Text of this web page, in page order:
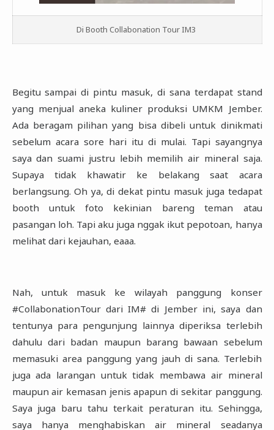
Di Booth Collabonation Tour IM3
Begitu sampai di pintu masuk, di sana terdapat stand
yang menjual aneka kuliner produksi UMKM ‎Jember.
Ada beragam pilihan yang bisa dibeli untuk dinikmati
sebelum acara sore hari itu di mulai. Tapi ‎sayangnya
saya dan suami justru lebih memilih air mineral saja.
Supaya tidak khawatir ke belakang saat ‎acara
berlangsung. Oh ya, di dekat pintu masuk juga tedapat
booth untuk foto kekinian bareng teman ‎atau
pasangan loh. Tapi aku juga nggak ikut pepotoan, hanya
melihat dari kejauhan, eaaa.‎
Nah, untuk masuk ke wilayah panggung konser
#CollabonationTour dari IM# di Jember ini, saya dan
‎tentunya para pengunjung lainnya diperiksa terlebih
dahulu dari badan maupun barang bawaan ‎sebelum
memasuki area panggung yang jauh di sana. Terlebih
juga ada larangan untuk tidak ‎membawa air mineral
maupun air kemasan jenis apapun di sekitar panggung.
Saya juga baru tahu ‎terkait peraturan itu. Sehingga,
saya hanya menghabiskan air mineral seadanya